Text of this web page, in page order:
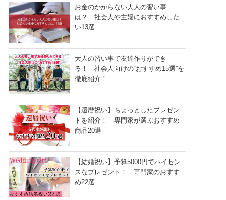
お金のかからない大人の習い事
は？ 社会人や主婦におすすめした
い13選
大人の習い事で友達作りができ
る！ 社会人向けの“おすすめ15選”を
徹底紹介！
【還暦祝い】ちょっとしたプレゼン
トを紹介！ 専門家が選ぶおすすめ
商品20選
【結婚祝い】予算5000円でハイセン
スなプレゼント！ 専門家のおすす
め22選